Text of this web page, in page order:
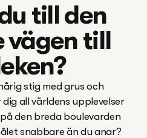
till den
vägen till
stig med grus och
all världens upplevelser
den breda boulevarden
snabbare än du anar?